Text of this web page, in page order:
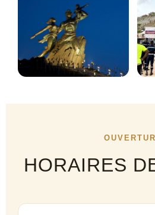
HORAIRES